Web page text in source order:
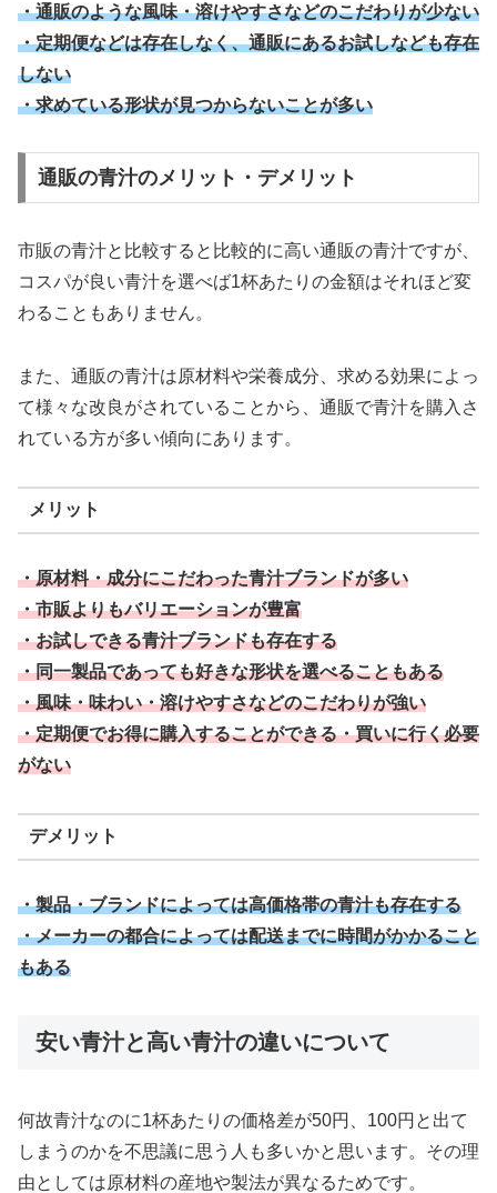
・通販のような風味・溶けやすさなどのこだわりが少ない
・定期便などは存在しなく、通販にあるお試しなども存在
しない
・求めている形状が見つからないことが多い
通販の青汁のメリット・デメリット
市販の青汁と比較すると比較的に高い通販の青汁ですが、
コスパが良い青汁を選べば1杯あたりの金額はそれほど変
わることもありません。
また、通販の青汁は原材料や栄養成分、求める効果によっ
て様々な改良がされていることから、通販で青汁を購入さ
れている方が多い傾向にあります。
メリット
・原材料・成分にこだわった青汁ブランドが多い
・市販よりもバリエーションが豊富
・お試しできる青汁ブランドも存在する
・同一製品であっても好きな形状を選べることもある
・風味・味わい・溶けやすさなどのこだわりが強い
・定期便でお得に購入することができる・買いに行く必要
がない
デメリット
・製品・ブランドによっては高価格帯の青汁も存在する
・メーカーの都合によっては配送までに時間がかかること
もある
安い青汁と高い青汁の違いについて
何故青汁なのに1杯あたりの価格差が50円、100円と出て
しまうのかを不思議に思う人も多いかと思います。その理
由としては原材料の産地や製法が異なるためです。